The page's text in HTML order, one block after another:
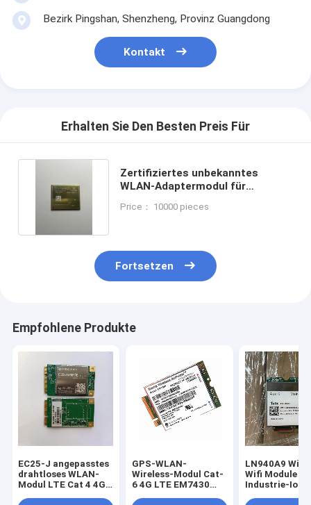
Bezirk Pingshan, Shenzheng, Provinz Guangdong
Kontakt
Erhalten Sie Den Besten Preis Für
Zertifiziertes unbekanntes
WLAN-Adaptermodul für
Price： 10000 pieces
Fortsetzen
Empfohlene Produkte
EC25-J angepasstes
drahtloses WLAN-
Modul LTE Cat 4 4G-
GPS-WLAN-
Wireless-Modul Cat-
6 4G LTE EM7430
LN940A9
Wifi Module
Industrie-IoT-